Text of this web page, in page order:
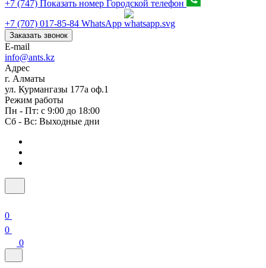
+7 (747) Показать номер Городской телефон
+7 (707) 017-85-84 WhatsApp
Заказать звонок
E-mail
info@ants.kz
Адрес
г. Алматы
ул. Курмангазы 177а оф.1
Режим работы
Пн - Пт: с 9:00 до 18:00
Сб - Вс: Выходные дни
0
0
0